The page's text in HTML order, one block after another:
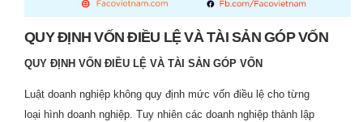
QUY ĐỊNH VỐN ĐIỀU LỆ VÀ TÀI SẢN GÓP VỐN
QUY ĐỊNH VỐN ĐIỀU LỆ VÀ TÀI SẢN GÓP VỐN
Luật doanh nghiệp không quy định mức vốn điều lệ cho từng
loại hình doanh nghiệp. Tuy nhiên các doanh nghiệp thành lập